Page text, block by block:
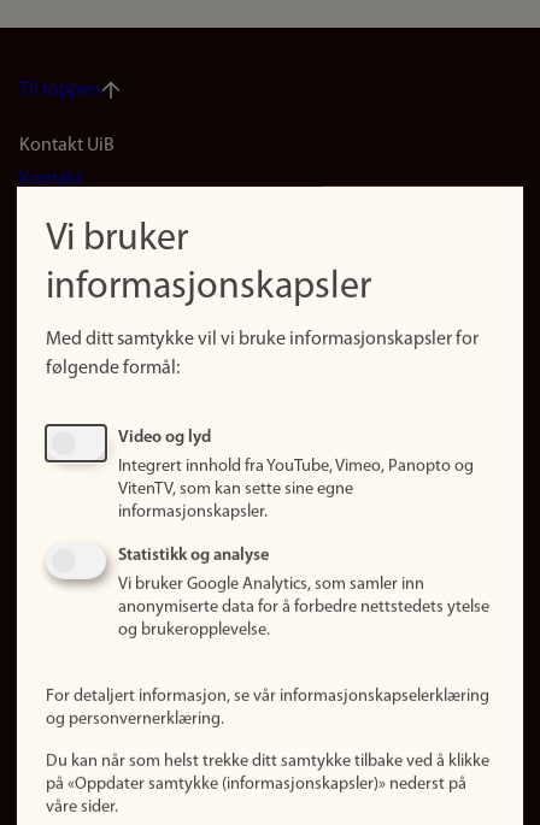
Til toppen
Footer
(no)
Kontakt UiB
Kontakt
Finn forsker
Presse
Finn studier
Ledige stillinger
Om nettstedet
Informasjonskapsler
Personvern
Logg inn
Vi bruker
informasjonskapsler
Med ditt samtykke vil vi bruke informasjonskapsler for
følgende formål:
Video og lyd
Integrert innhold fra YouTube, Vimeo, Panopto og
VitenTV, som kan sette sine egne
informasjonskapsler.
Statistikk og analyse
Vi bruker Google Analytics, som samler inn
anonymiserte data for å forbedre nettstedets ytelse
og brukeropplevelse.
For detaljert informasjon, se vår informasjonskapselerklæring
og personvernerklæring.
Du kan når som helst trekke ditt samtykke tilbake ved å klikke
på «Oppdater samtykke (informasjonskapsler)» nederst på
våre sider.